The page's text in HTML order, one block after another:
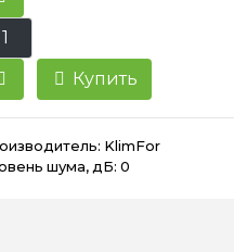
Купить
KlimFor
шума, дБ: 0